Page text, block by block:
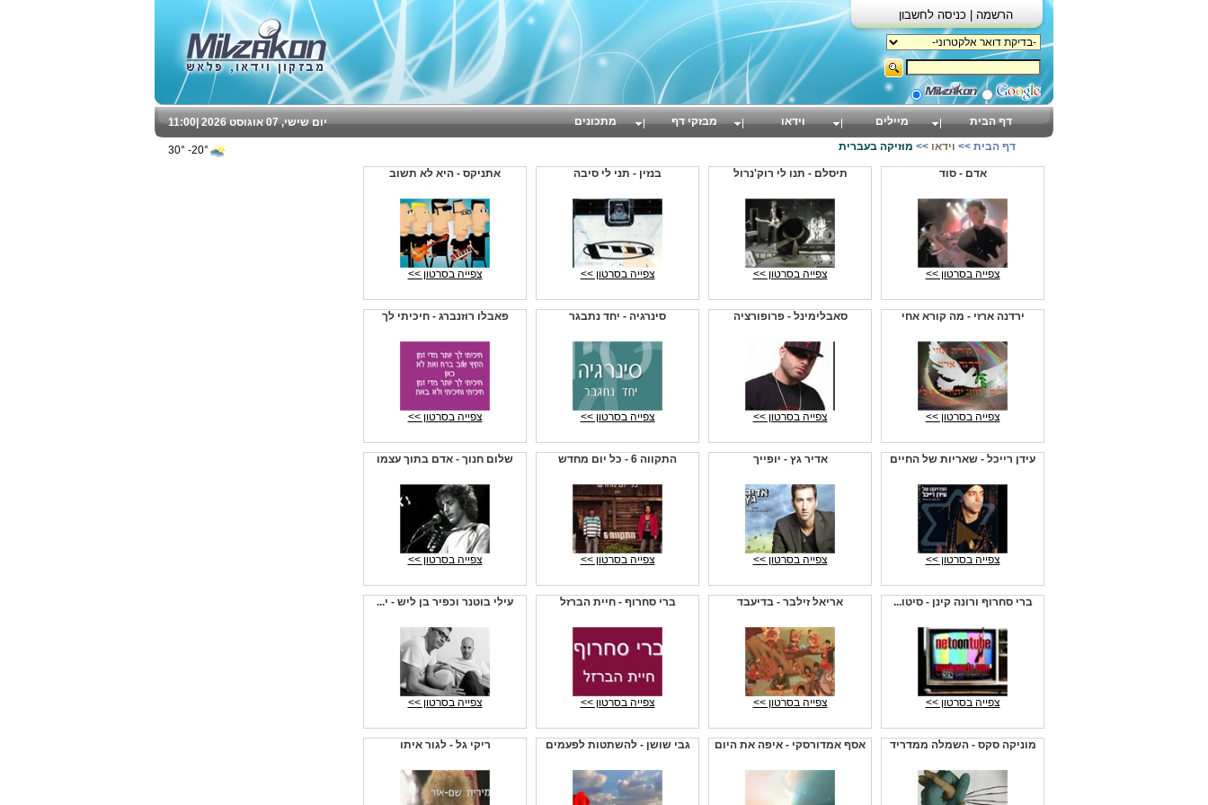
אדם - סוד
צפייה בסרטון >>
תיסלם - תנו לי רוק'נרול
צפייה בסרטון >>
בנזין - תני לי סיבה
צפייה בסרטון >>
אתניקס - היא לא תשוב
צפייה בסרטון >>
ירדנה ארזי - מה קורא אחי
צפייה בסרטון >>
סאבלימינל - פרופורציה
צפייה בסרטון >>
סינרגיה - יחד נתבגר
צפייה בסרטון >>
פאבלו רוזנברג - חיכיתי לך
צפייה בסרטון >>
עידן רייכל - שאריות של החיים
צפייה בסרטון >>
אדיר גץ - יופייך
צפייה בסרטון >>
התקווה 6 - כל יום מחדש
צפייה בסרטון >>
שלום חנוך - אדם בתוך עצמו
צפייה בסרטון >>
ברי סחרוף ורונה קינן - סיטו...
צפייה בסרטון >>
אריאל זילבר - בדיעבד
צפייה בסרטון >>
ברי סחרוף - חיית הברזל
צפייה בסרטון >>
עילי בוטנר וכפיר בן ליש - י...
צפייה בסרטון >>
מוניקה סקס - השמלה ממדריד אסף אמדורסקי - איפה את היום גבי שושן - להשתטות לפעמים ריקי גל - לגור איתו
11:00 יום שישי, 07 אוגוסט 2026 | דף הבית מיילים וידאו מבזקי דף מתכונים
20°- 30° דף הבית >> וידאו >> מוזיקה בעברית
הרשמה | כניסה לחשבון